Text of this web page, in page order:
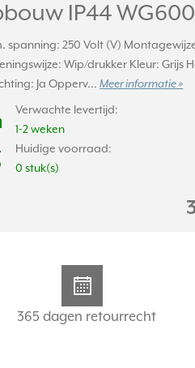
IP44
spanning: 250 Volt (V)
Wip/drukker Kleur: Grijs
Ja Opperv...Meer informatie »
Verwachte levertijd:
1-2 weken
Huidige voorraad:
0 stuk(s)
365 dagen retourrecht